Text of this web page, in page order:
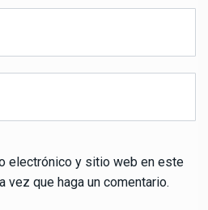
electrónico y sitio web en este
vez que haga un comentario.